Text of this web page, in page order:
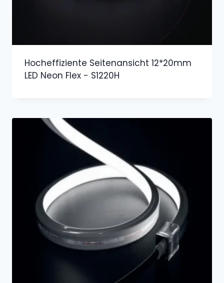
Hocheffiziente Seitenansicht 12*20mm
LED Neon Flex - S1220H